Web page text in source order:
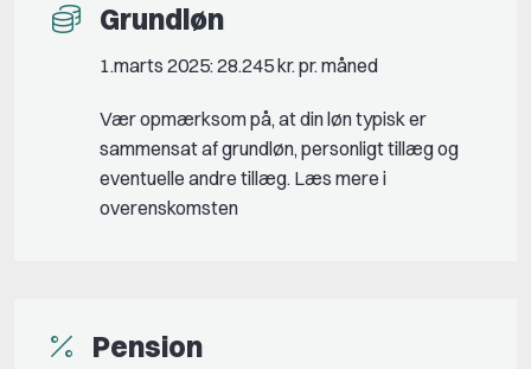
Grundløn
1.marts 2025: 28.245 kr. pr. måned
Vær opmærksom på, at din løn typisk er
sammensat af grundløn, personligt tillæg og
eventuelle andre tillæg. Læs mere i
overenskomsten
Pension